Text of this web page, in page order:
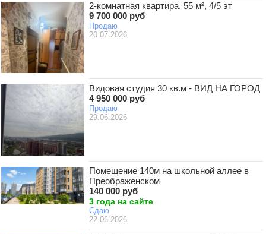
2-комнатная квартира, 55 м², 4/5 эт
9 700 000 руб
Продаю
20.07.2026
Видовая студия 30 кв.м - ВИД НА ГОРОД
4 950 000 руб
Продаю
29.06.2026
Помещение 140м на школьной аллее в
Преображенском
140 000 руб
3 года на сайте
Сдаю
22.06.2026